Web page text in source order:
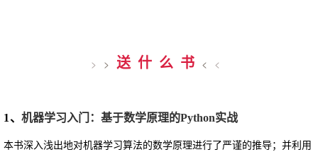
> > 送什么书 < <
1、机器学习入门：基于数学原理的Python实战
本书深入浅出地对机器学习算法的数学原理进行了严谨的推导；并利用